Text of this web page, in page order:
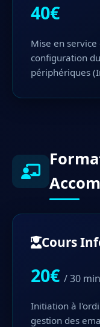
40€
Mise en
configuration
périphériques
Cours
20€ / 30 min
Initiation à
gestion des